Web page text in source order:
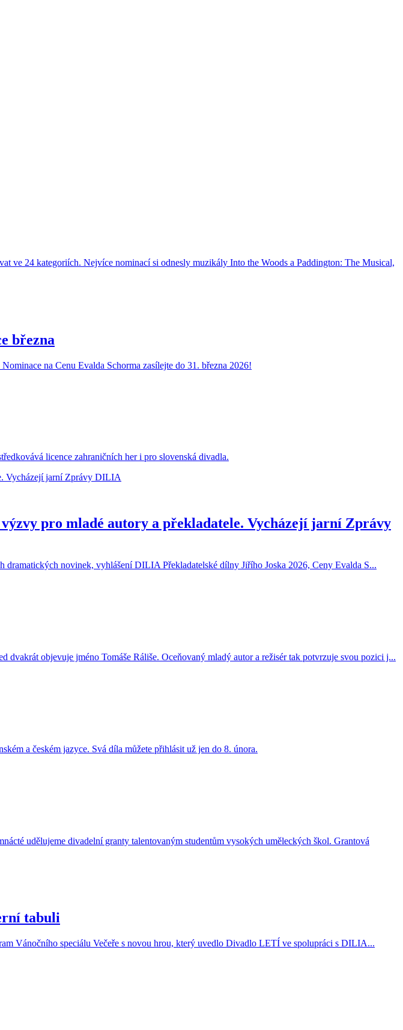
ve 24 kategoriích. Nejvíce nominací si odnesly muzikály Into the Woods a Paddington: The Musical,
března
na Cenu Evalda Schorma zasílejte do 31. března 2026!
licence zahraničních her i pro slovenská divadla.
pro mladé autory a překladatele. Vycházejí jarní Zprávy
novinek, vyhlášení DILIA Překladatelské dílny Jiřího Joska 2026, Ceny Evalda S...
objevuje jméno Tomáše Ráliše. Oceňovaný mladý autor a režisér tak potvrzuje svou pozici j...
a českém jazyce. Svá díla můžete přihlásit už jen do 8. února.
udělujeme divadelní granty talentovaným studentům vysokých uměleckých škol. Grantová
tabuli
Vánočního speciálu Večeře s novou hrou, který uvedlo Divadlo LETÍ ve spolupráci s DILIA...